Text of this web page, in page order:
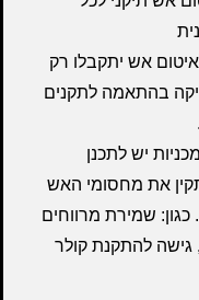
אש יתקבלו רק
בהתאמה לתקנים
יש לתכנן
את מחסומי האש
שמירת מרווחים
גישה להתקנת קולר